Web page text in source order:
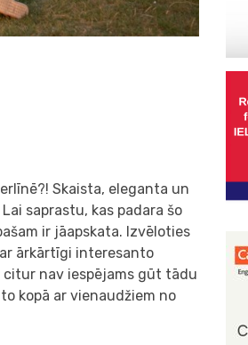
Skaista, eleganta un
saprastu, kas padara šo
ir jāapskata. Izvēloties
ārkārtīgi interesanto
citur nav iespējams gūt tādu
kopā ar vienaudžiem no